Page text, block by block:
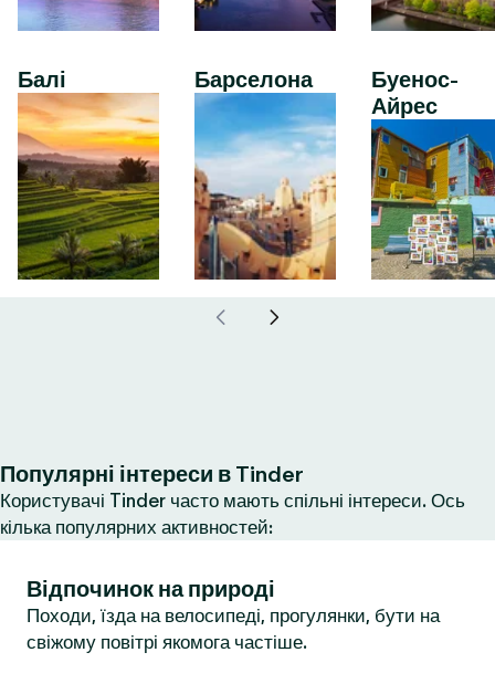
Балі Барселона
Буенос-
Айрес
Популярні інтереси в Tinder
Користувачі Tinder часто мають спільні інтереси. Ось
кілька популярних активностей:
Відпочинок на природі
Походи, їзда на велосипеді, прогулянки, бути на
свіжому повітрі якомога частіше.